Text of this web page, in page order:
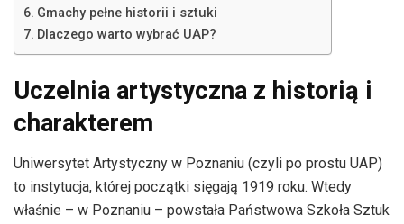
Gmachy pełne historii i sztuki
Dlaczego warto wybrać UAP?
Uczelnia artystyczna z historią i
charakterem
Uniwersytet Artystyczny w Poznaniu (czyli po prostu UAP)
to instytucja, której początki sięgają 1919 roku. Wtedy
właśnie – w Poznaniu – powstała Państwowa Szkoła Sztuk